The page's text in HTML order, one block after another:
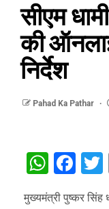
सीएम
की
निर्देश
Pahad Ka Pathar
मुख्यमंत्री पुष्कर